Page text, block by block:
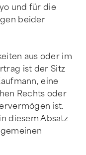
und für die
beider
aus oder im
ist der Sitz
eine
Rechts oder
ist.
diesem Absatz